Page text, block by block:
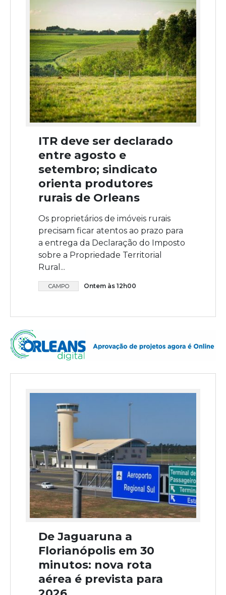
ITR deve ser declarado
entre agosto e
setembro; sindicato
orienta produtores
rurais de Orleans
Os proprietários de imóveis rurais
precisam ficar atentos ao prazo para
a entrega da Declaração do Imposto
sobre a Propriedade Territorial
Rural...
CAMPO Ontem às 12h00
De Jaguaruna a
Florianópolis em 30
minutos: nova rota
aérea é prevista para